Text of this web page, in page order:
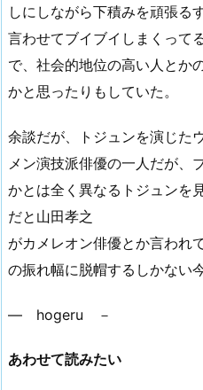
しにしながら下積みを頑張る
言わせてブイブイしまくって
で、社会的地位の高い人とか
かと思ったりもしていた。
余談だが、トジュンを演じた
メン演技派俳優の一人だが、
かとは全く異なるトジュンを
だと山田孝之
がカメレオン俳優とか言われ
の振れ幅に脱帽するしかない
― hogeru －
あわせて読みたい